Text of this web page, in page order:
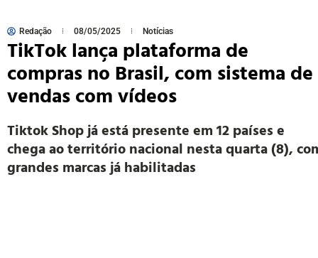
Redação 08/05/2025 Notícias
TikTok lança plataforma de
compras no Brasil, com sistema de
vendas com vídeos
Tiktok Shop já está presente em 12 países e
chega ao território nacional nesta quarta (8),
grandes marcas já habilitadas